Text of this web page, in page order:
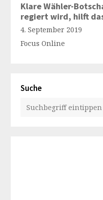
Klare Wähler-
regiert wird, hilft
4. September 2019
Focus Online
Suche